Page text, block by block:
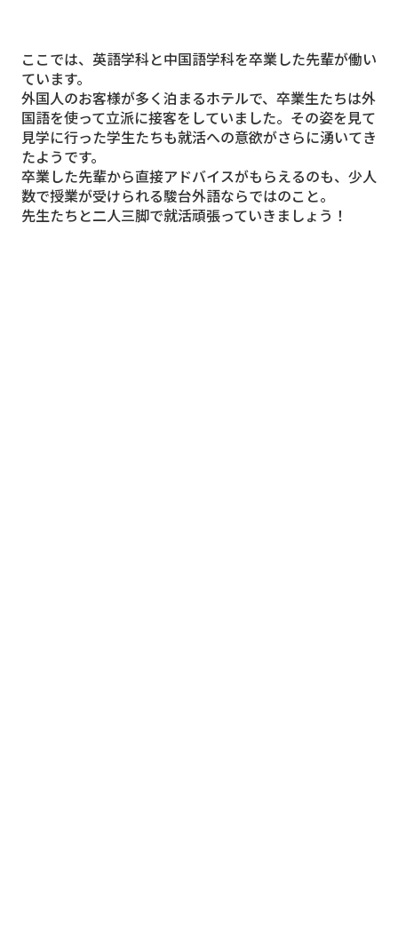
ここでは、 英語学科と中国語学科を卒業した先輩が働い
ています。
外国人のお客様が多く泊まるホテルで、卒業生たちは外
国語を使って立派に接客をしていました。その姿を見て
見学に行った学生たちも就活への意欲がさらに湧いてき
たようです。
卒業した先輩から直接アドバイスがもらえるのも、少人
数で授業が受けられる駿台外語ならではのこと。
先生たちと二人三脚で就活頑張っていきましょう！